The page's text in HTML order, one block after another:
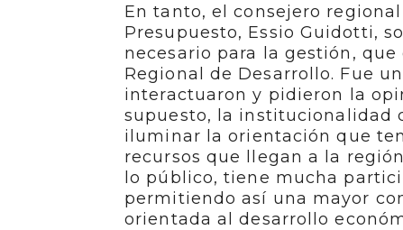
En tanto, el consejero
Presupuesto, Essio Guidotti,
necesario para la gestión,
Regional de Desarrollo. Fue
interactuaron y pidieron la
supuesto, la institucionalidad
iluminar la orientación que
recursos que llegan a la
lo público, tiene mucha
permitiendo así una mayor
orientada al desarrollo